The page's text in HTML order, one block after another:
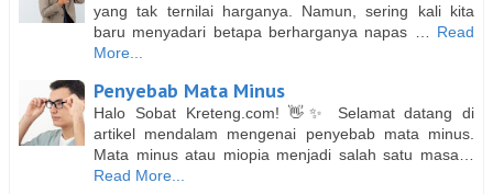
yang tak ternilai harganya. Namun, sering kali kita
baru menyadari betapa berharganya napas …
Read
More...
Penyebab Mata Minus
Halo Sobat Kreteng.com! 👋✨ Selamat datang di
artikel mendalam mengenai penyebab mata minus.
Mata minus atau miopia menjadi salah satu masa…
Read More...